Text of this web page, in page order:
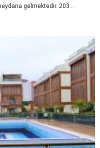
gelmektedir. 203...